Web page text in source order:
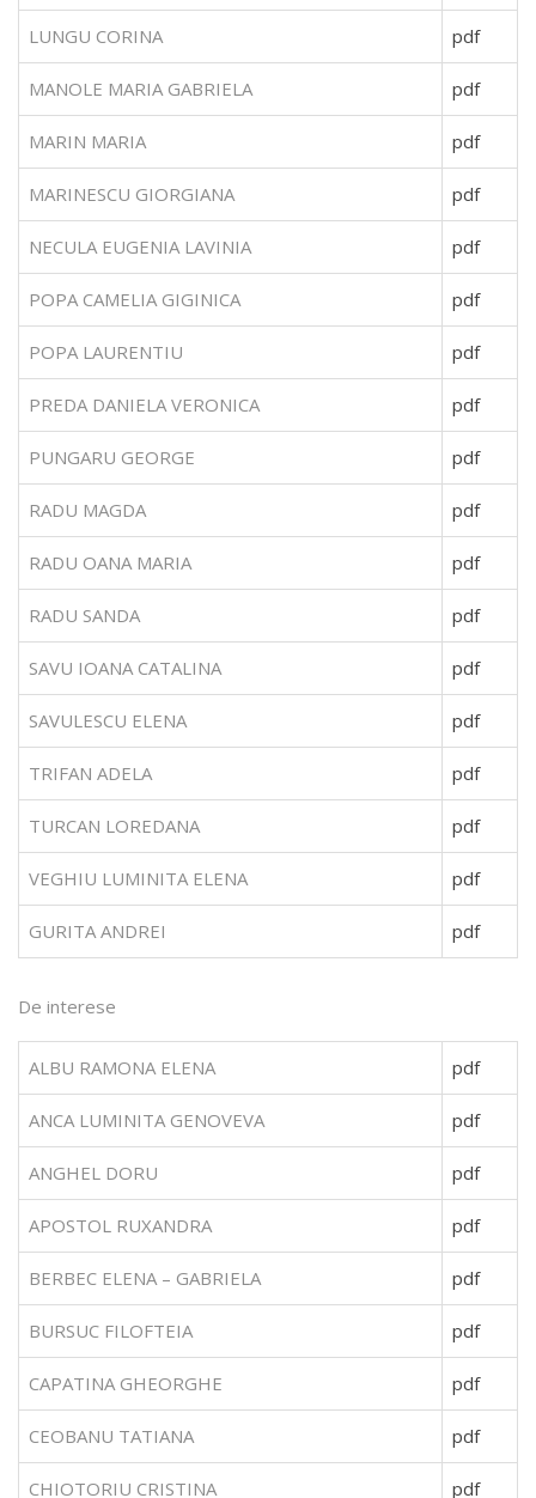
LUNGU CORINA pdf
MANOLE MARIA GABRIELA pdf
MARIN MARIA pdf
MARINESCU GIORGIANA pdf
NECULA EUGENIA LAVINIA pdf
POPA CAMELIA GIGINICA pdf
POPA LAURENTIU pdf
PREDA DANIELA VERONICA pdf
PUNGARU GEORGE pdf
RADU MAGDA pdf
RADU OANA MARIA pdf
RADU SANDA pdf
SAVU IOANA CATALINA pdf
SAVULESCU ELENA pdf
TRIFAN ADELA pdf
TURCAN LOREDANA pdf
VEGHIU LUMINITA ELENA pdf
GURITA ANDREI pdf
De interese
ALBU RAMONA ELENA pdf
ANCA LUMINITA GENOVEVA pdf
ANGHEL DORU pdf
APOSTOL RUXANDRA pdf
BERBEC ELENA – GABRIELA pdf
BURSUC FILOFTEIA pdf
CAPATINA GHEORGHE pdf
CEOBANU TATIANA pdf
CHIOTORIU CRISTINA pdf